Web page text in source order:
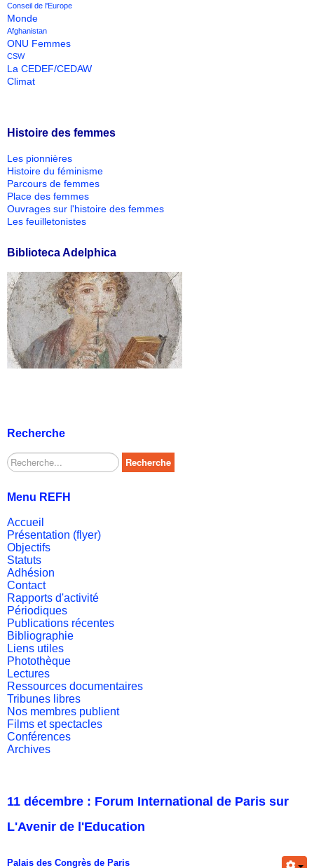
Conseil de l'Europe
Monde
Afghanistan
ONU Femmes
CSW
La CEDEF/CEDAW
Climat
Histoire des femmes
Les pionnières
Histoire du féminisme
Parcours de femmes
Place des femmes
Ouvrages sur l'histoire des femmes
Les feuilletonistes
Biblioteca Adelphica
Recherche
Rechercher Recherche
Menu REFH
Accueil
Présentation (flyer)
Objectifs
Statuts
Adhésion
Contact
Rapports d'activité
Périodiques
Publications récentes
Bibliographie
Liens utiles
Photothèque
Lectures
Ressources documentaires
Tribunes libres
Nos membres publient
Films et spectacles
Conférences
Archives
11 décembre : Forum International de Paris sur
L'Avenir de l'Education
Palais des Congrès de Paris